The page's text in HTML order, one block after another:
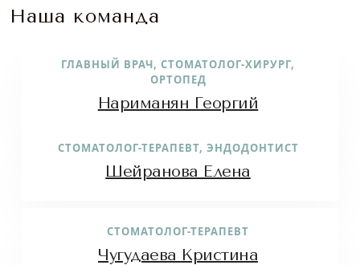
Наша команда
ГЛАВНЫЙ ВРАЧ, СТОМАТОЛОГ-ХИРУРГ,
ОРТОПЕД
Нариманян Георгий
СТОМАТОЛОГ-ТЕРАПЕВТ, ЭНДОДОНТИСТ
Шейранова Елена
СТОМАТОЛОГ-ТЕРАПЕВТ
Чугудаева Кристина